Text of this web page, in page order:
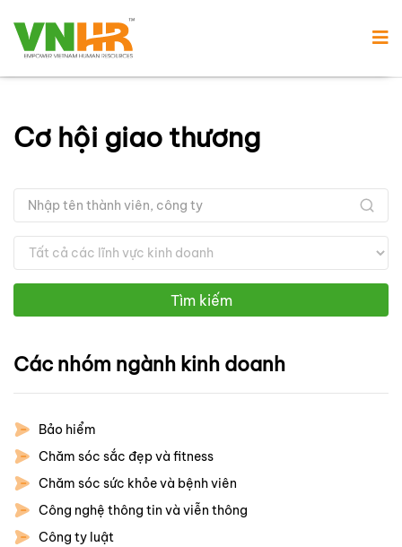
Cơ hội giao thương
Tìm kiếm
Các nhóm ngành kinh doanh
Bảo hiểm
Chăm sóc sắc đẹp và fitness
Chăm sóc sức khỏe và bệnh viên
Công nghệ thông tin và viễn thông
Công ty luật